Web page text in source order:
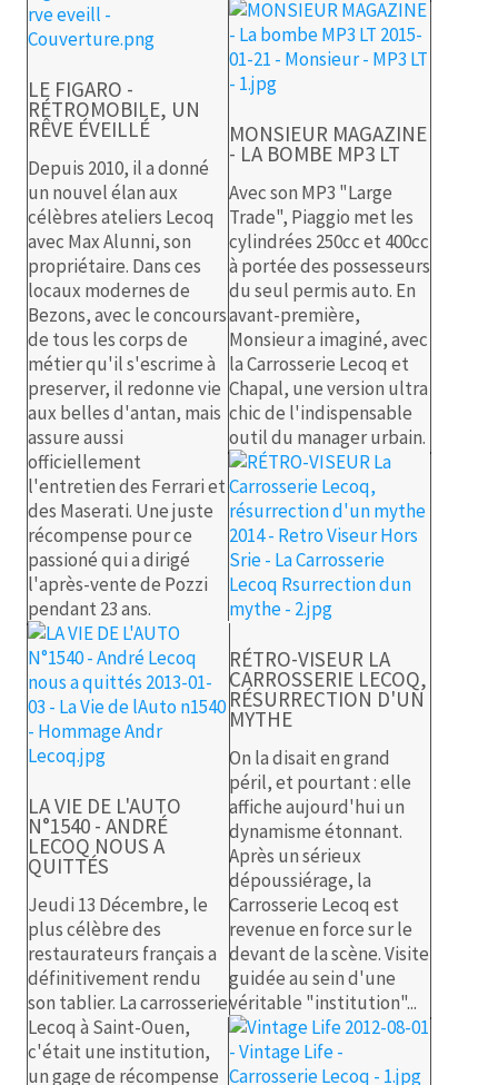
LE FIGARO -
RÉTROMOBILE, UN
RÊVE ÉVEILLÉ
Depuis 2010, il a donné
un nouvel élan aux
célèbres ateliers Lecoq
avec Max Alunni, son
propriétaire. Dans ces
locaux modernes de
Bezons, avec le concours
de tous les corps de
métier qu'il s'escrime à
preserver, il redonne vie
aux belles d'antan, mais
assure aussi
officiellement
l'entretien des Ferrari et
des Maserati. Une juste
récompense pour ce
passioné qui a dirigé
l'après-vente de Pozzi
pendant 23 ans.
MONSIEUR MAGAZINE
- LA BOMBE MP3 LT
Avec son MP3 "Large
Trade", Piaggio met les
cylindrées 250cc et 400cc
à portée des possesseurs
du seul permis auto. En
avant-première,
Monsieur a imaginé, avec
la Carrosserie Lecoq et
Chapal, une version ultra
chic de l'indispensable
outil du manager urbain.
RÉTRO-VISEUR LA
CARROSSERIE LECOQ,
RÉSURRECTION D'UN
MYTHE
On la disait en grand
péril, et pourtant : elle
affiche aujourd'hui un
dynamisme étonnant.
Après un sérieux
dépoussiérage, la
Carrosserie Lecoq est
revenue en force sur le
devant de la scène. Visite
guidée au sein d'une
véritable "institution"...
LA VIE DE L'AUTO
N°1540 - ANDRÉ
LECOQ NOUS A
QUITTÉS
Jeudi 13 Décembre, le
plus célèbre des
restaurateurs français a
définitivement rendu
son tablier. La carrosserie
Lecoq à Saint-Ouen,
c'était une institution,
un gage de récompense